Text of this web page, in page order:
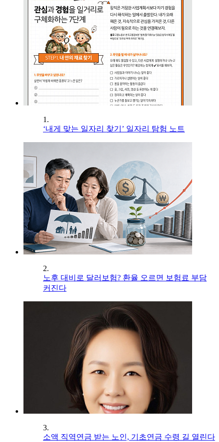
1.
‘내게 맞는 일자리 찾기’ 일자리 탐험 노트
2.
노후 대비로 달러보험? 환율 오르면 보험료 부담
커진다
3.
소액 직역연금 받는 노인, 기초연금 수령 길 열린다